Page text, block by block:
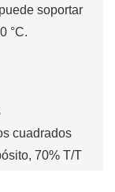
soportar
°C.
cuadrados
70% T/T